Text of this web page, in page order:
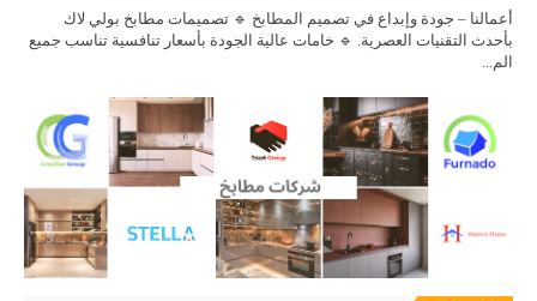
أعمالنا – جودة وإبداع في تصميم المطابخ 🔹 تصميمات مطابخ بولي لاك
بأحدث التقنيات العصرية. 🔹 خامات عالية الجودة بأسعار تنافسية تناسب جميع
الم...